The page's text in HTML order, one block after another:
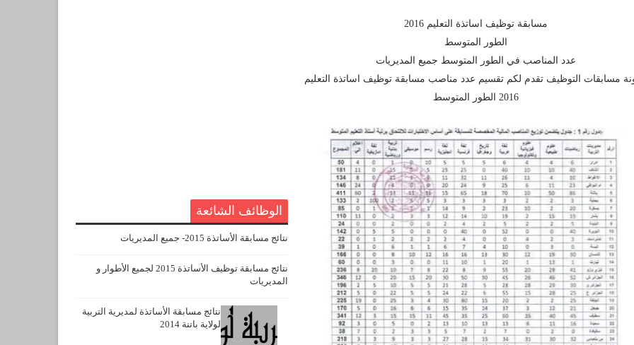
مسابقة توظيف اساتذة التعليم 2016
الطور المتوسط
عدد المناصب في الطور المتوسط جميع المديريات
مسابقات التوظيف تقدم لكم تقسيم عدد مناصب مسابقة توظيف اساتذة التعليم
2016 الطور المتوسط
الوظائف الشائعة
نتائج مسابقة الأساتذة 2015- جميع المديريات
نتائج مسابقة توظيف الأساتذة 2015 لجميع الأطوار و
المديريات
نتائج مسابقة الأساتذة لمديرية التربية
لولاية باتنة 2014